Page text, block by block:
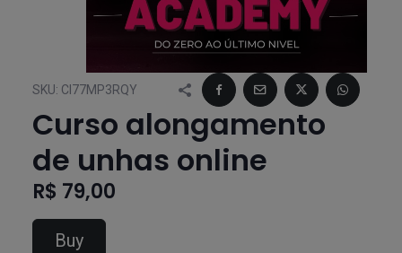
SKU: CI77MP3RQY
Curso alongamento
de unhas online
R$ 79,00
Buy